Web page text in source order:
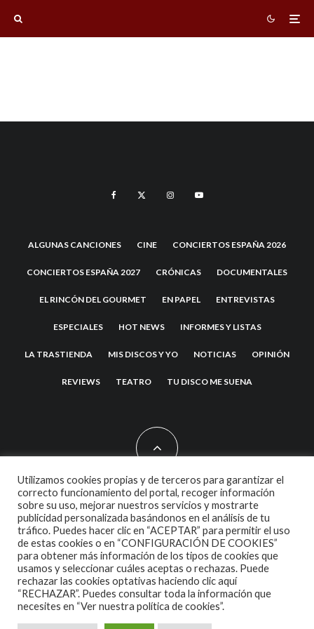
ALGUNAS CANCIONES CINE CONCIERTOS ESPAÑA 2026
CONCIERTOS ESPAÑA 2027 CRÓNICAS DOCUMENTALES
EL RINCÓN DEL GOURMET EN PAPEL ENTREVISTAS
ESPECIALES HOT NEWS INFORMES Y LISTAS
LA TRASTIENDA MIS DISCOS Y YO NOTICIAS OPINIÓN
REVIEWS TEATRO TU DISCO ME SUENA
2007 COPYRIGHT -CODETIPITHEME
Utilizamos cookies propias y de terceros para garantizar el
correcto funcionamiento del portal, recoger información
sobre su uso, mejorar nuestros servicios y mostrarte
publicidad personalizada basándonos en el análisis de tu
tráfico. Puedes hacer clic en “ACEPTAR” para permitir el uso
de estas cookies o en “CONFIGURACIÓN DE COOKIES”
para obtener más información de los tipos de cookies que
usamos y seleccionar cuáles aceptas o rechazas. Puede
rechazar las cookies optativas haciendo clic aquí
“RECHAZAR”. Puedes consultar toda la información que
necesites en “Ver nuestra política de cookies”.